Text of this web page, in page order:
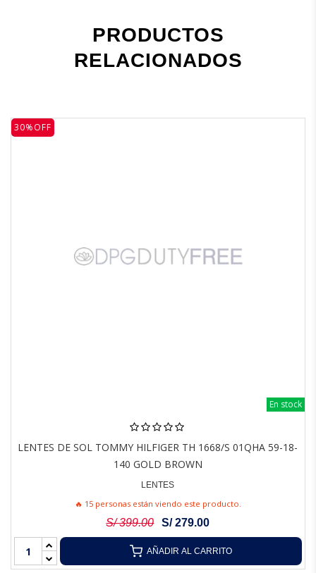
PRODUCTOS
RELACIONADOS
30%OFF
En stock
LENTES DE SOL TOMMY HILFIGER TH 1668/S 01QHA 59-18-
140 GOLD BROWN
LENTES
🔥 15 personas están viendo este producto.
S/ 399.00 S/ 279.00
AÑADIR AL CARRITO